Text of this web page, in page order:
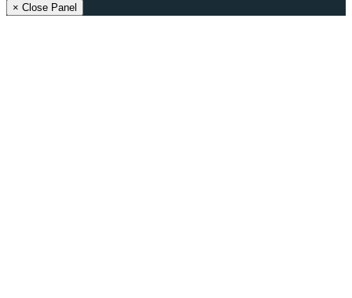
× Close Panel